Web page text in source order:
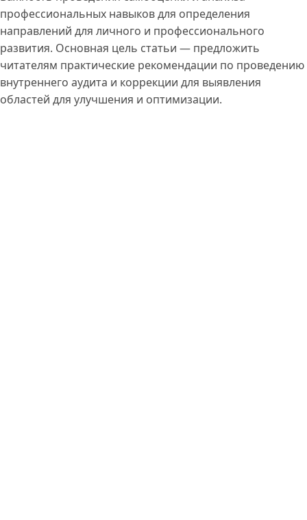
профессиональных навыков для определения
направлений для личного и профессионального
развития. Основная цель статьи — предложить
читателям практические рекомендации по проведению
внутреннего аудита и коррекции для выявления
областей для улучшения и оптимизации.